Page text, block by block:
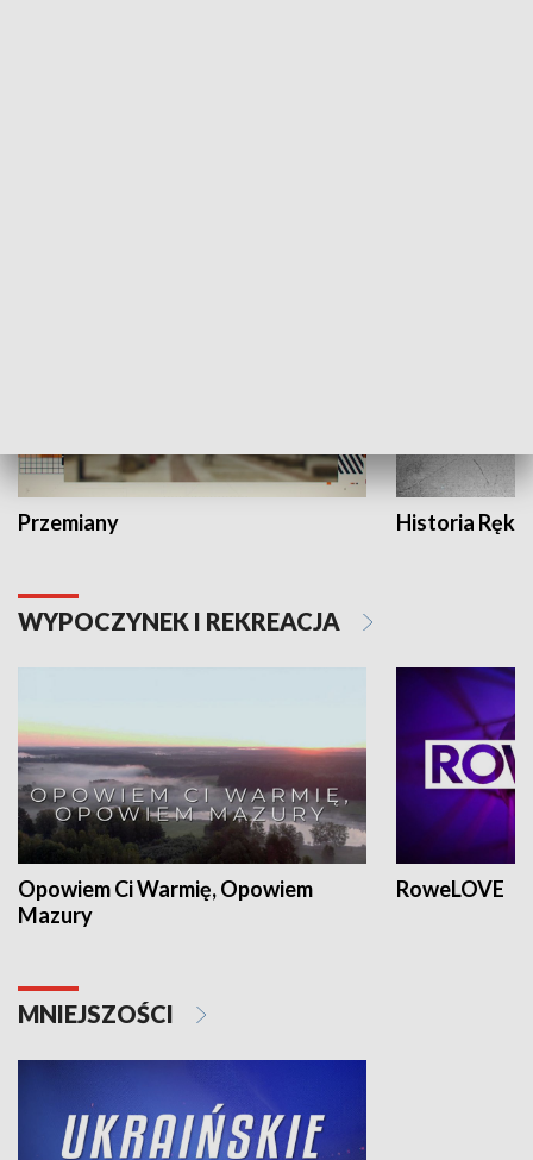
Przemiany Historia Ręką
WYPOCZYNEK I REKREACJA
Opowiem Ci Warmię, Opowiem
Mazury
RoweLOVE
MNIEJSZOŚCI